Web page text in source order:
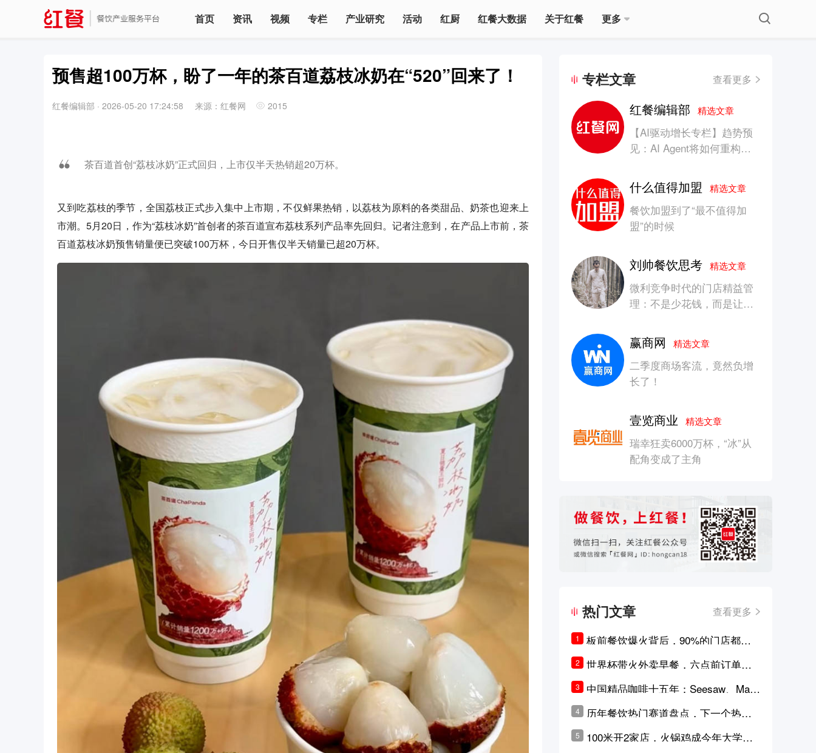
首页 资讯 视频 专栏 产业研究 活动 红厨 红餐大数据 关于红餐 更多
预售超100万杯，盼了一年的茶百道荔枝冰奶在“520”回来了！
红餐编辑部 · 2026-05-20 17:24:58 来源：红餐网 2015
茶百道首创“荔枝冰奶”正式回归，上市仅半天热销超20万杯。
又到吃荔枝的季节，全国荔枝正式步入集中上市期，不仅鲜果热销，以荔枝为原料的各类甜品、奶茶也迎来上
市潮。5月20日，作为“荔枝冰奶”首创者的茶百道宣布荔枝系列产品率先回归。记者注意到，在产品上市前，茶
百道荔枝冰奶预售销量便已突破100万杯，今日开售仅半天销量已超20万杯。
专栏文章 查看更多
红餐编辑部精选文章
【AI驱动增长专栏】趋势预
见：AI Agent将如何重构消
什么值得加盟精选文章
餐饮加盟到了“最不值得加
盟”的时候
刘帅餐饮思考精选文章
微利竞争时代的门店精益管
理：不是少花钱，而是让每
赢商网精选文章
二季度商场客流，竟然负增
长了！
壹览商业精选文章
瑞幸狂卖6000万杯，“冰”从
配角变成了主角
热门文章 查看更多
1
板前餐饮爆火背后，90%的门店都只
是徒有其表的刻意作秀？
2
世界杯带火外卖早餐，六点前订单大
3
中国精品咖啡十五年：Seesaw、Man
ner、M Stand为何结出了不同的果
实？
4
历年餐饮热门赛道盘点，下一个热门
5
100米开2家店，火锅鸡成今年大学城